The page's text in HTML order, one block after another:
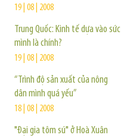
19 | 08 | 2008
Trung Quốc: Kinh tế dựa vào sức
mình là chính?
19 | 08 | 2008
“Trình độ sản xuất của nông
dân mình quá yếu”
18 | 08 | 2008
"Đại gia tôm sú" ở Hoà Xuân